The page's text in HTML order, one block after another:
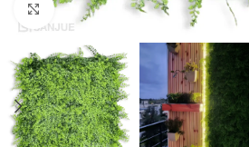
Click to enlarge